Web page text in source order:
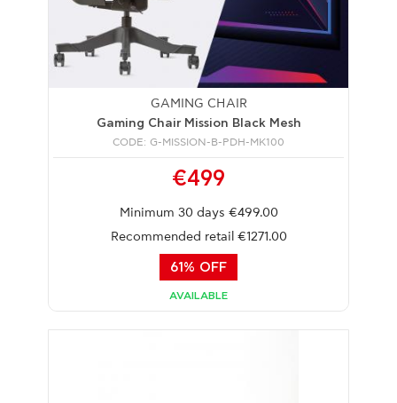
GAMING CHAIR
Gaming Chair Mission Black Mesh
CODE: G-MISSION-B-PDH-MK100
€499
Minimum 30 days €499.00
Recommended retail €1271.00
61% OFF
AVAILABLE